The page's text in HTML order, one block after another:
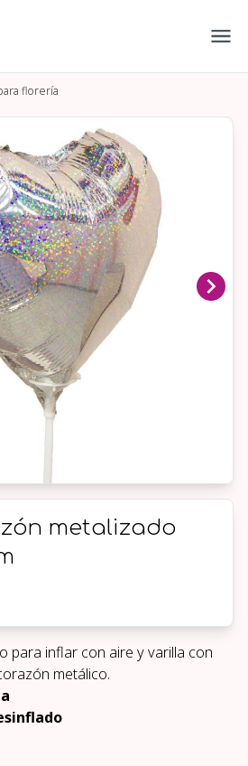
florería
metalizado
para inflar con aire y varilla con
metálico.